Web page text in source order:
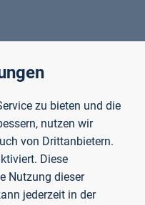
zu bieten und die
nutzen wir
von Drittanbietern.
Diese
Nutzung dieser
jederzeit in der